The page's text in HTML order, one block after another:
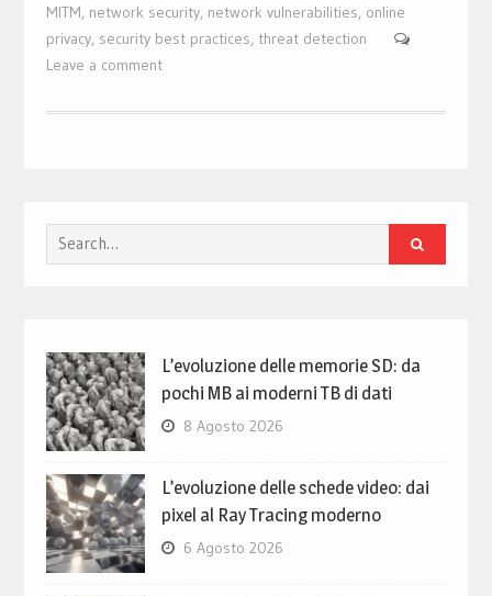
MITM, network security, network vulnerabilities, online
privacy, security best practices, threat detection
Leave a comment
Search
for:
L’evoluzione delle memorie SD: da
pochi MB ai moderni TB di dati
8 Agosto 2026
L’evoluzione delle schede video: dai
pixel al Ray Tracing moderno
6 Agosto 2026